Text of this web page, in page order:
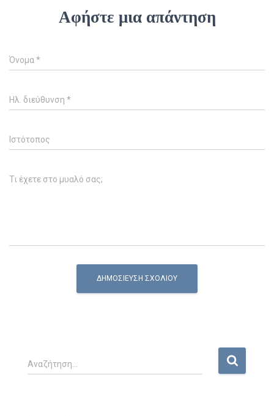
Αφήστε μια απάντηση
Όνομα*
Ηλ. διεύθυνση *
Ιστότοπος
Τι έχετε στο μυαλό σας;
Α
ν
Αναζήτηση…